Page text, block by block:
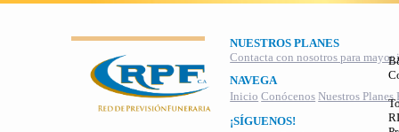
NUESTROS PLANES
Contacta con nosotros para
NAVEGA
Inicio Conócenos Nuestros Planes
¡SÍGUENOS!